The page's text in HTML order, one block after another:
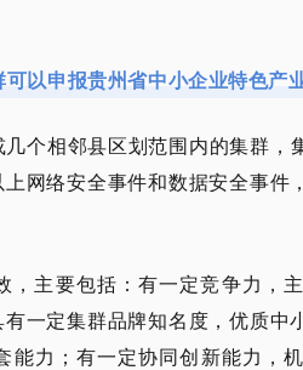
可以申报贵州省中小企业特色产
个相邻县区划范围内的集群，
网络安全事件和数据安全事件
，主要包括：有一定竞争力，
一定集群品牌知名度，优质中
能力；有一定协同创新能力，